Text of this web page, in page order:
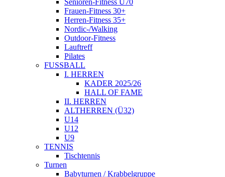
Senioren-Fitness Ü70
Frauen-Fitness 30+
Herren-Fitness 35+
Nordic-/Walking
Outdoor-Fitness
Lauftreff
Pilates
FUSSBALL
I. HERREN
KADER 2025/26
HALL OF FAME
II. HERREN
ALTHERREN (Ü32)
U14
U12
U9
TENNIS
Tischtennis
Turnen
Babyturnen / Krabbelgruppe